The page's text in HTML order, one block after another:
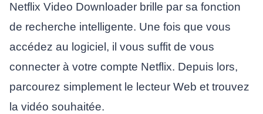
Netflix Video Downloader brille par sa fonction
de recherche intelligente. Une fois que vous
accédez au logiciel, il vous suffit de vous
connecter à votre compte Netflix. Depuis lors,
parcourez simplement le lecteur Web et trouvez
la vidéo souhaitée.